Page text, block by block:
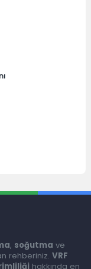
, soğutma ve
rehberiniz. VRF
hakkında en